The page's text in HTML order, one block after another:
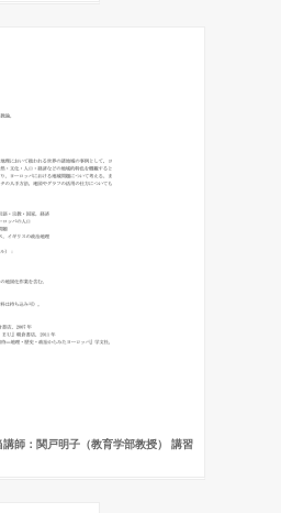
師：関戸明子（教育学部教授） 講習